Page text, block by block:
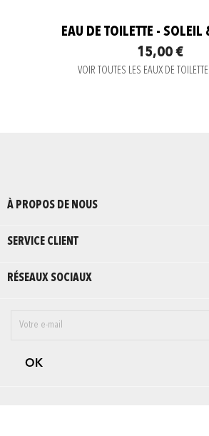
EAU DE TOILETTE - SOLEIL
15,00 €
VOIR TOUTES LES EAUX DE
À PROPOS DE NOUS
SERVICE CLIENT
RÉSEAUX SOCIAUX